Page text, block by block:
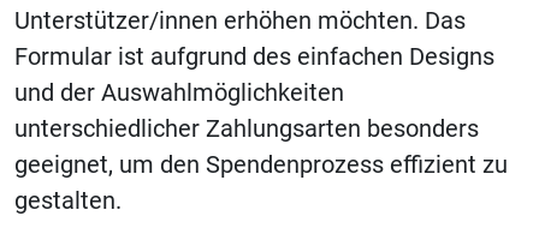
Unterstützer/innen erhöhen möchten. Das
Formular ist aufgrund des einfachen Designs
und der Auswahlmöglichkeiten
unterschiedlicher Zahlungsarten besonders
geeignet, um den Spendenprozess effizient zu
gestalten.